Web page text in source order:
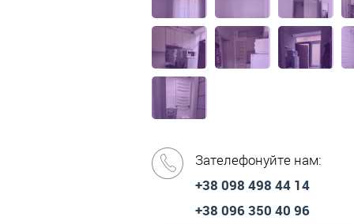
Зателефонуйте нам:
+38 098 498 44 14
+38 096 350 40 96